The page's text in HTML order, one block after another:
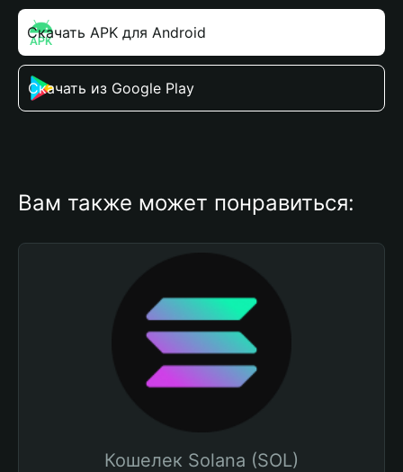
Скачать APK для Android
Скачать из Google Play
Вам также может понравиться:
Кошелек Solana (SOL)